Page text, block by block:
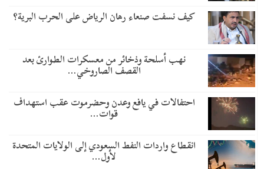
كيف نسفت صنعاء رهان الرياض على الحرب البرية؟
نهب أسلحة وذخائر من معسكرات الطوارئ بعد
القصف الصاروخي…
احتفالات في يافع وعدن وحضرموت عقب استهداف
قوات…
انقطاع واردات النفط السعودي إلى الولايات المتحدة
لأول…